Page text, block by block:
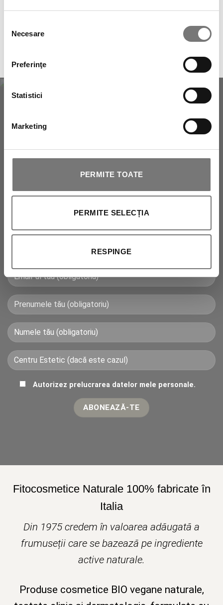
consimțământului
Necesare
Preferinţe
Statistici
Marketing
PERMITE TOATE
PERMITE SELECȚIA
RESPINGE
pentru uz personal, poți găsi și scrub-uri pentru față în
format mai mic, perfecte pentru rutina ta zilnică. Încearcă-
Abonează-te la newsletter pentru a fi la
Autorizez prelucrarea datelor mele personale.
Fitocosmetice Naturale 100% fabricate în
Italia
Din 1975 credem în valoarea adăugată a
frumuseții care se bazează pe ingrediente
active naturale.
Produse cosmetice BIO vegane naturale,